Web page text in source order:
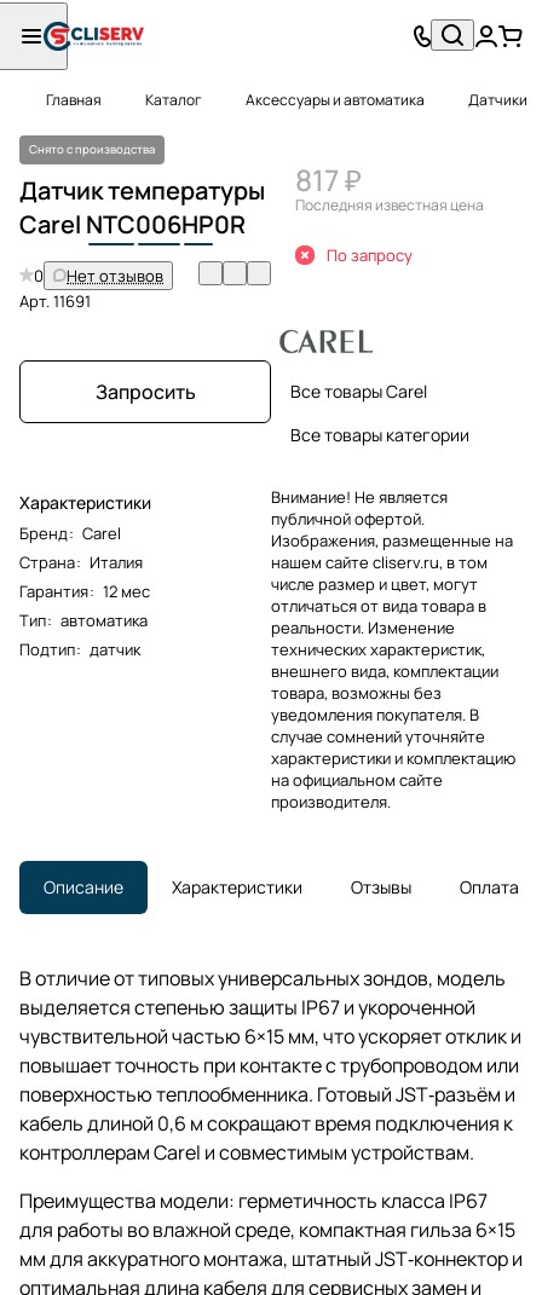
Главная Каталог Аксессуары и автоматика Датчики
Снято с производства
Датчик температуры
Carel NTC006HP0R
0
Нет отзывов
Арт.11691
Запросить
Характеристики
Бренд: Carel
Страна: Италия
Гарантия: 12 мес
Тип: автоматика
Подтип: датчик
817 ₽
Последняя известная цена
По запросу
Все товары Carel
Все товары категории
Внимание! Не является
публичной офертой.
Изображения, размещенные на
нашем сайте cliserv.ru, в том
числе размер и цвет, могут
отличаться от вида товара в
реальности. Изменение
технических характеристик,
внешнего вида, комплектации
товара, возможны без
уведомления покупателя. В
случае сомнений уточняйте
характеристики и комплектацию
на официальном сайте
производителя.
Описание Характеристики Отзывы Оплата
В отличие от типовых универсальных зондов, модель
выделяется степенью защиты IP67 и укороченной
чувствительной частью 6×15 мм, что ускоряет отклик и
повышает точность при контакте с трубопроводом или
поверхностью теплообменника. Готовый JST‑разъём и
кабель длиной 0,6 м сокращают время подключения к
контроллерам Carel и совместимым устройствам.
Преимущества модели: герметичность класса IP67
для работы во влажной среде, компактная гильза 6×15
мм для аккуратного монтажа, штатный JST‑коннектор и
оптимальная длина кабеля для сервисных замен и